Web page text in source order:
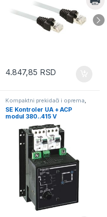
4.847,85 RSD
Kompaktni prekidači i oprema,
Schneider razno
SE Kontroler UA + ACP
modul 380..415 V